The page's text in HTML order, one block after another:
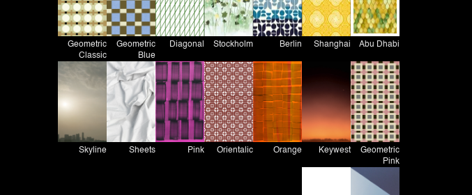
Abu Dhabi
Shanghai
Berlin
Stockholm
Diagonal
Geometric
Blue
Geometric
Classic
Geometric
Pink
Keywest
Orange
Orientalic
Pink
Sheets
Skyline